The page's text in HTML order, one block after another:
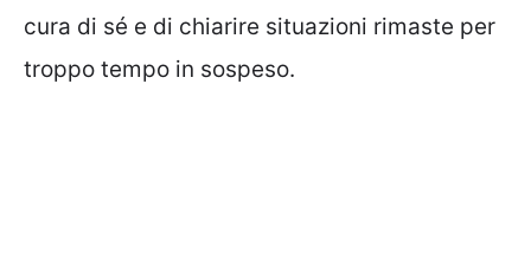
cura di sé e di chiarire situazioni rimaste per
troppo tempo in sospeso.